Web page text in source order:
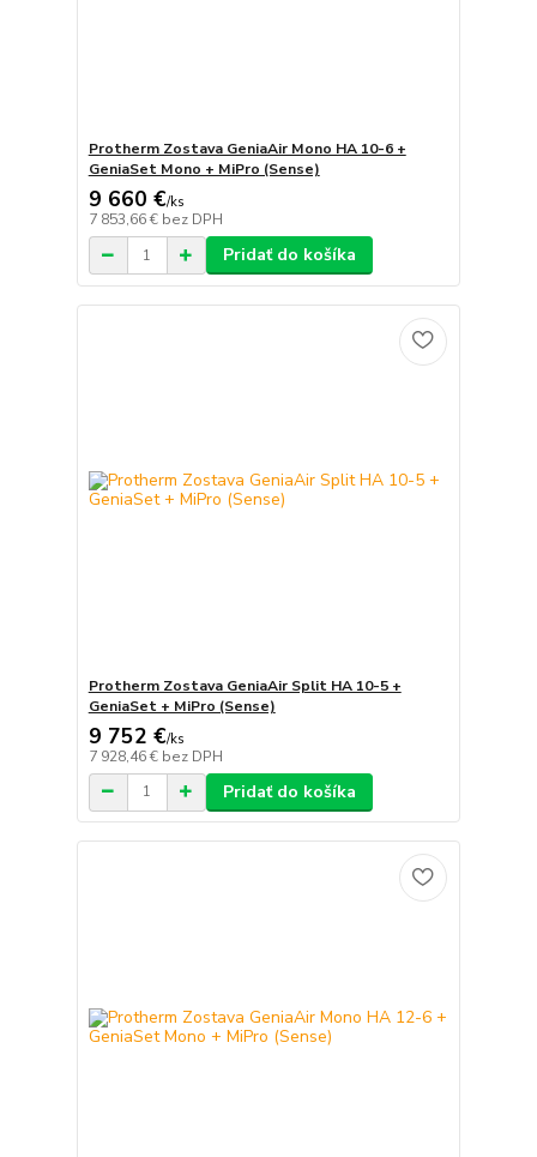
Protherm Zostava GeniaAir Mono HA 10-6 +
GeniaSet Mono + MiPro (Sense)
9 660 €/ks
7 853,66 € bez DPH
Pridať do košíka
Protherm Zostava GeniaAir Split HA 10-5 +
GeniaSet + MiPro (Sense)
9 752 €/ks
7 928,46 € bez DPH
Pridať do košíka